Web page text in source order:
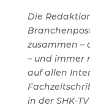
Die
zusammen –
– und immer
auf allen
in der SHK-